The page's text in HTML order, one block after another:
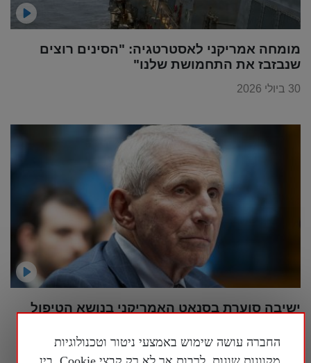
מומחה אמריקני לאסטרטגיה: "הסינים רוצים
שנבזבז את התחמושת שלנו"
30 ביולי 2026
ישיבה סוערת בסנאט האמריקני בנושא הטיפול
החברה עושה שימוש באמצעי ניטור וטכנולוגיות